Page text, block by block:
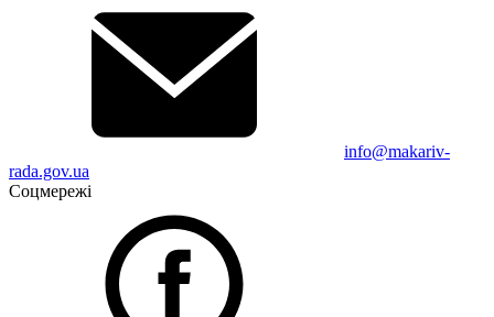
info@makariv-
rada.gov.ua
Соцмережі